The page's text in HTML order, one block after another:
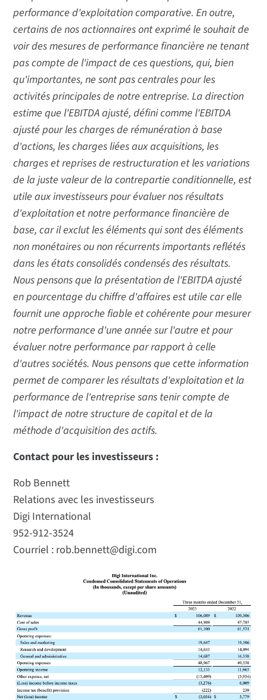
performance d'exploitation comparative. En outre,
certains de nos actionnaires ont exprimé le souhait de
voir des mesures de performance financière ne tenant
pas compte de l'impact de ces questions, qui, bien
qu'importantes, ne sont pas centrales pour les
activités principales de notre entreprise. La direction
estime que l'EBITDA ajusté, défini comme l'EBITDA
ajusté pour les charges de rémunération à base
d'actions, les charges liées aux acquisitions, les
charges et reprises de restructuration et les variations
de la juste valeur de la contrepartie conditionnelle, est
utile aux investisseurs pour évaluer nos résultats
d'exploitation et notre performance financière de
base, car il exclut les éléments qui sont des éléments
non monétaires ou non récurrents importants reflétés
dans les états consolidés condensés des résultats.
Nous pensons que la présentation de l'EBITDA ajusté
en pourcentage du chiffre d'affaires est utile car elle
fournit une approche fiable et cohérente pour mesurer
notre performance d'une année sur l'autre et pour
évaluer notre performance par rapport à celle
d'autres sociétés. Nous pensons que cette information
permet de comparer les résultats d'exploitation et la
performance de l'entreprise sans tenir compte de
l'impact de notre structure de capital et de la
méthode d'acquisition des actifs.
Contact pour les investisseurs :
Rob Bennett
Relations avec les investisseurs
Digi International
952-912-3524
Courriel : rob.bennett@digi.com